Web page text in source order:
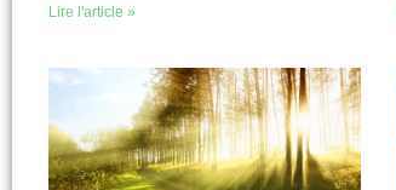
Lire l'article »